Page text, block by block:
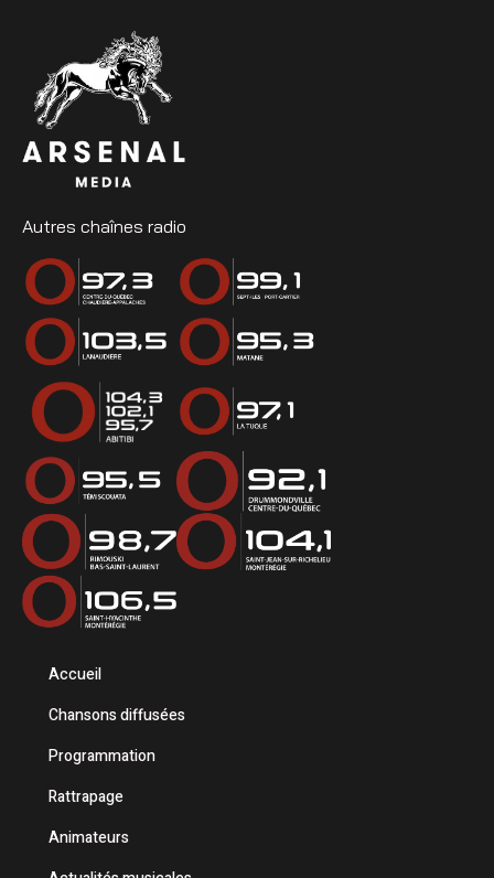
Autres chaînes radio
Accueil
Chansons diffusées
Programmation
Rattrapage
Animateurs